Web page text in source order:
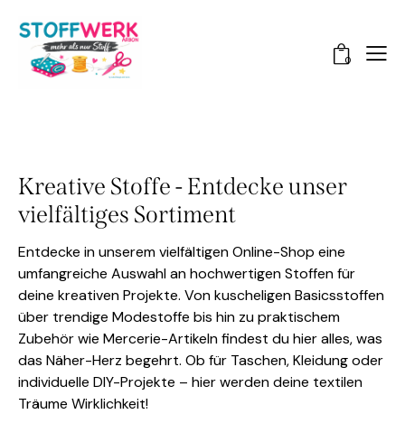
0
Kreative Stoffe - Entdecke unser
vielfältiges Sortiment
Entdecke in unserem vielfältigen Online-Shop eine
umfangreiche Auswahl an hochwertigen Stoffen für
deine kreativen Projekte. Von kuscheligen Basicsstoffen
über trendige Modestoffe bis hin zu praktischem
Zubehör wie Mercerie-Artikeln findest du hier alles, was
das Näher-Herz begehrt. Ob für Taschen, Kleidung oder
individuelle DIY-Projekte – hier werden deine textilen
Träume Wirklichkeit!